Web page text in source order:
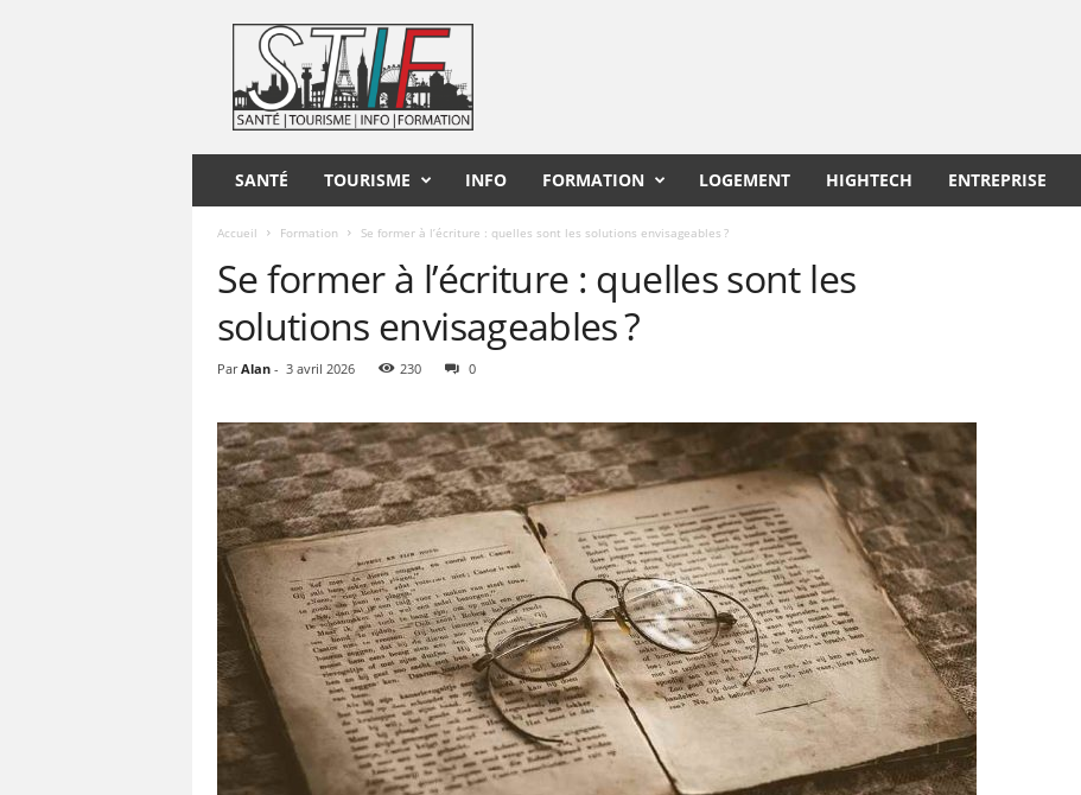
SANTÉ TOURISME INFO FORMATION LOGEMENT HIGHTECH ENTREPRISE
Accueil Formation Se former à l’écriture : quelles sont les solutions envisageables ?
Se former à l’écriture : quelles sont les
solutions envisageables ?
Par Alan- 3 avril 2026 230 0